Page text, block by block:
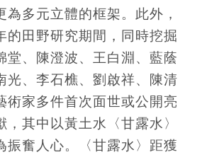
為多元立體的框架。此外，
的田野研究期間，同時挖掘
堂、陳澄波、王白淵、藍蔭
光、李石樵、劉啟祥、陳清
術家多件首次面世或公開亮
其中以黃土水〈甘露水〉
振奮人心。〈甘露水〉距獲